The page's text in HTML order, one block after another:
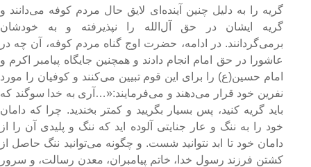
گریه را به دلیل چنین آینده‌ای لایق حال مردم کوفه می‌دانند و
گریه‌ ایشان در حق آل‌الله را نپذیرفته و به خودشان
برمی‌گردانند. در ادامه، حضرت اوج گناه مردم کوفه، آن چه در
عاشورا در حق امام انجام دادند و همچنین جایگاه پیامبر اکرم و
امام حسین(ع) را برای این قوم تبیین می‌کنند و کوفیان را مورد
نفرین خود قرار می‌دهند و می‌فرمایند:«…آری به خدا سوگند که
باید گریه کنید، پس بسیار بگریید و کمتر بخندید. چرا که دامان
خود را به ننگ و عار جنایتی آلوده اید که ننگ و پلیدی آن را از
دامان خود تا ابد نتوانید شست. و چگونه می‌توانید ننگ حاصل از
کشتن فرزند رسول خدا، خاتم پیامبران، معدن رسالت، و سرور